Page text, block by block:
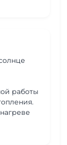
работы